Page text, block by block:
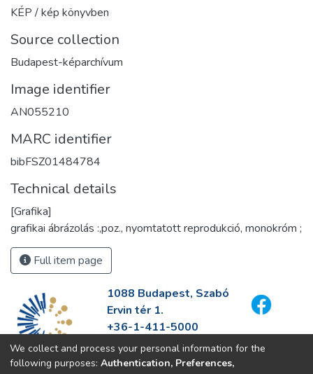
KÉP / kép könyvben
Source collection
Budapest-képarchívum
Image identifier
AN055210
MARC identifier
bibFSZ01484784
Technical details
[Grafika]
grafikai ábrázolás :,poz., nyomtatott reprodukció, monokróm ;
Full item page
1088 Budapest, Szabó
Ervin tér 1.
+36-1-411-5000
info@fszek.hu
https://fszek.hu
We collect and process your personal information for the
following purposes: Authentication, Preferences,